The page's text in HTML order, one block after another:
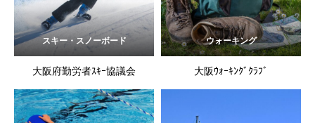
スキー・スノーボード
大阪府勤労者ｽｷｰ協議会
ウォーキング
大阪ｳｫｰｷﾝｸﾞｸﾗﾌﾞ